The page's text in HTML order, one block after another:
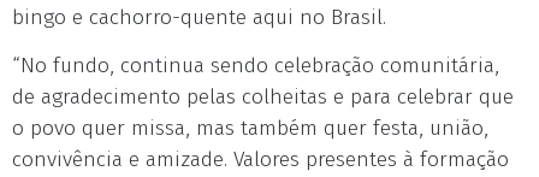
bingo e cachorro-quente aqui no Brasil.
“No fundo, continua sendo celebração comunitária,
de agradecimento pelas colheitas e para celebrar que
o povo quer missa, mas também quer festa, união,
convivência e amizade. Valores presentes à formação